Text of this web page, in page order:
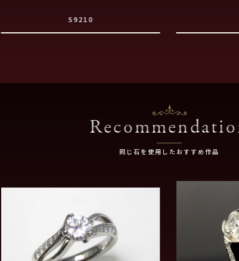
S9210
同じ石を使用したおすすめ作品